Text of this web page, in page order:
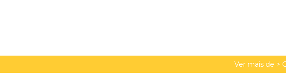
Ver mais de >